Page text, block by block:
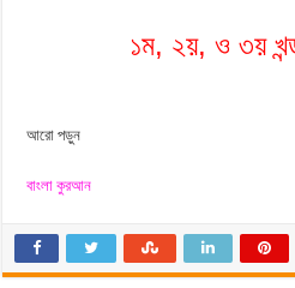
১ম, ২য়, ও ৩য়
আরো পড়ুন
বাংলা কুরআন